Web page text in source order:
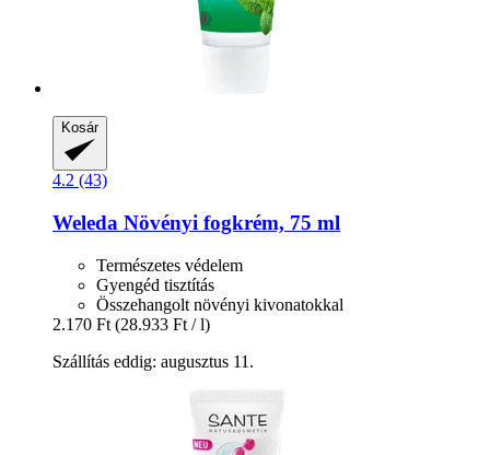
Kosár
4.2 (43)
Weleda Növényi fogkrém, 75 ml
Természetes védelem
Gyengéd tisztítás
Összehangolt növényi kivonatokkal
2.170 Ft (28.933 Ft / l)
Szállítás eddig: augusztus 11.